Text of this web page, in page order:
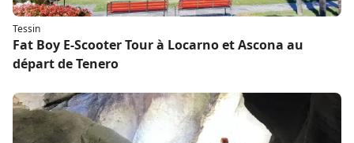
Tessin
Fat Boy E-Scooter Tour à Locarno et Ascona au
départ de Tenero